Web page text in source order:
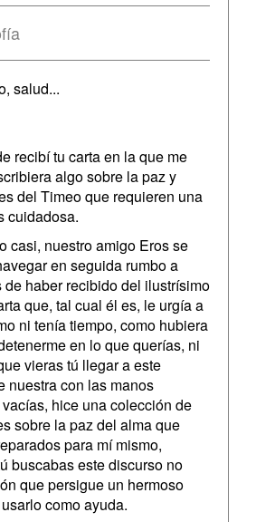
salud...
recibí tu carta en la que me
algo sobre la paz y
del Timeo que requieren una
cuidadosa.
casi, nuestro amigo Eros se
en seguida rumbo a
de haber recibido del ilustrísimo
que, tal cual él es, le urgía a
ni tenía tiempo, como hubiera
en lo que querías, ni
vieras tú llegar a este
nuestra con las manos
hice una colección de
sobre la paz del alma que
para mí mismo,
buscabas este discurso no
que persigue un hermoso
como ayuda.